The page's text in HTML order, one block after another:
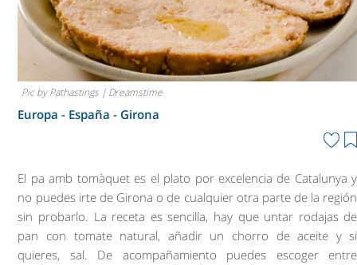
Pic by Pathastings | Dreamstime
Europa - España - Girona
El pa amb tomàquet es el plato por excelencia de Catalunya y
no puedes irte de Girona o de cualquier otra parte de la región
sin probarlo. La receta es sencilla, hay que untar rodajas de
pan con tomate natural, añadir un chorro de aceite y si
quieres, sal. De acompañamiento puedes escoger entre